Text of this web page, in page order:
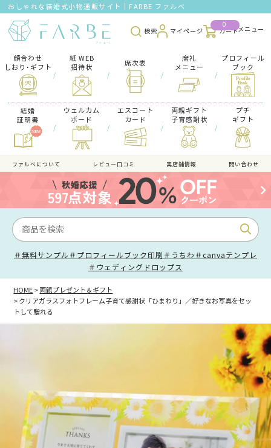
おしゃれな結婚式小物通販サイト｜FARBE ファルベ
検索 マイページ
0
カート
顔合わせ
しおり･ギフト
/
紙 WEB
招待状
/
席次表
/
席礼
メニュー
/
プロフィール
ブック
結婚
証明書
/
ウェルカム
ボード
/
エスコート
カード
/
両親ギフト
子育感謝状
/
プチ
ギフト
ファルべについて レビュー口コミ 実店舗情報 問い合わせ
＃無料サンプル ＃プロフィールブック印刷 ＃うちわ ＃canvaテンプレ
＃ウェディングドロップス
HOME
両親プレゼント＆ギフト
クリアガラスフォトフレーム子育て感謝状「ひまわり」／好きなお写真をセッ
トして贈れる